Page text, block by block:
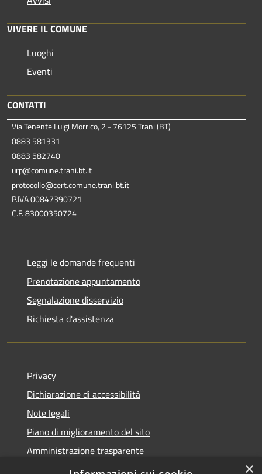
VIVERE IL COMUNE
Luoghi
Eventi
CONTATTI
Via Tenente Luigi Morrico, 2 - 76125 Trani (BT)
0883 581331
0883 582740
urp@comune.trani.bt.it
protocollo@cert.comune.trani.bt.it
P.IVA 00847390721
C.F. 83000350724
Leggi le domande frequenti
Prenotazione appuntamento
Segnalazione disservizio
Richiesta d'assistenza
Privacy
Dichiarazione di accessibilità
Note legali
Piano di miglioramento del sito
Amministrazione trasparente
Albo Pretorio
×